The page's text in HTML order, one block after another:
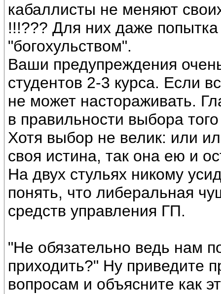
кабаллисты не меняют
!!!??? Для них даже попытка
"богохульством".
Ваши предупреждения
студентов 2-3 курса. Если
не может настораживать.
в правильности выбора
Хотя выбор не велик: или
своя истина, так она ею и
На двух стульях никому
понять, что либеральная
средств управления ГП.
"Не обязательно ведь нам
приходить?" Ну приведите
вопросам и объясните как